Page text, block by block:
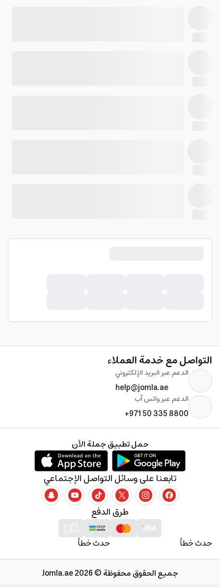
التواصل مع خدمة العملاء
الدعم عبر البريد الإلكتروني
help@jomla.ae
الدعم عبر واتس آب
+971 50 335 8800
حدث خطأ حدث خطأ
طرق الدفع
تابعنا على وسائل التواصل الإجتماعي
حمل تطبيق جملة الآن
جميع الحقوق محفوظة © 2026 Jomla.ae